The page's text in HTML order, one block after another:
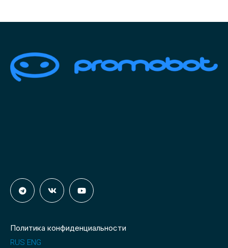
Политика конфиденциальности
RUS ENG